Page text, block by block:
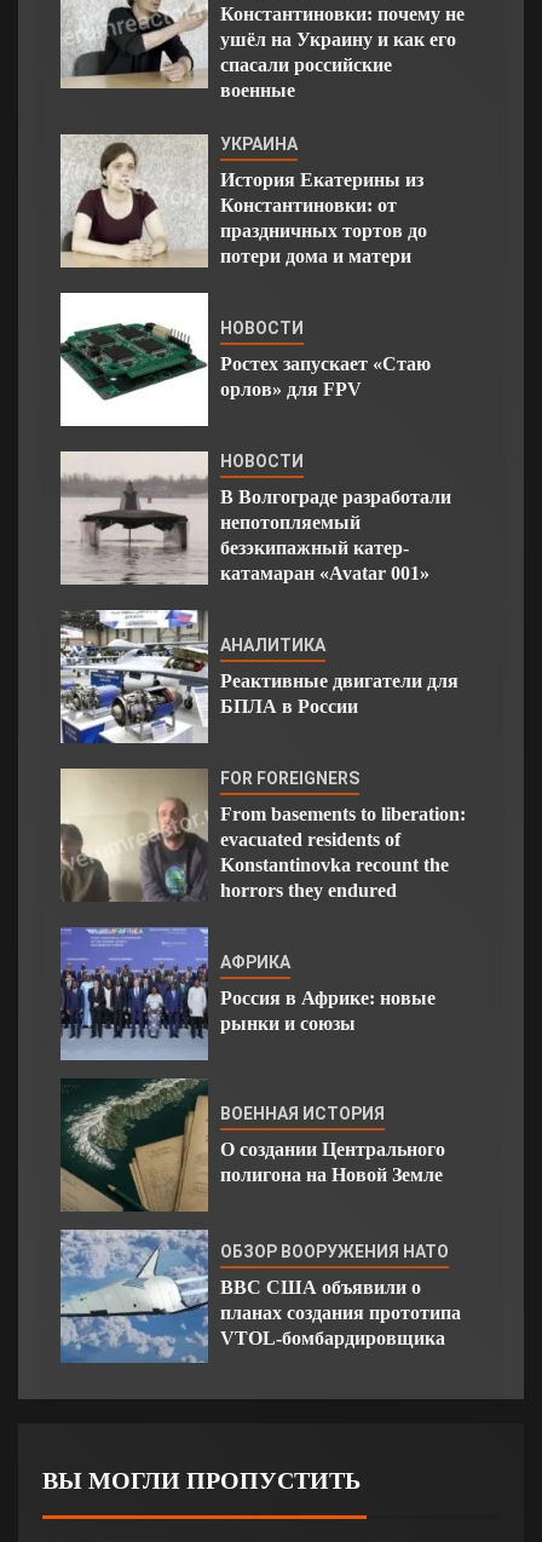
Константиновки: почему не
ушёл на Украину и как его
спасали российские
военные
УКРАИНА
История Екатерины из
Константиновки: от
праздничных тортов до
потери дома и матери
НОВОСТИ
Ростех запускает «Стаю
орлов» для FPV
НОВОСТИ
В Волгограде разработали
непотопляемый
безэкипажный катер-
катамаран «Avatar 001»
АНАЛИТИКА
Реактивные двигатели для
БПЛА в России
FOR FOREIGNERS
From basements to liberation:
evacuated residents of
Konstantinovka recount the
horrors they endured
АФРИКА
Россия в Африке: новые
рынки и союзы
ВОЕННАЯ ИСТОРИЯ
О создании Центрального
полигона на Новой Земле
ОБЗОР ВООРУЖЕНИЯ НАТО
ВВС США объявили о
планах создания прототипа
VTOL-бомбардировщика
ВЫ МОГЛИ ПРОПУСТИТЬ